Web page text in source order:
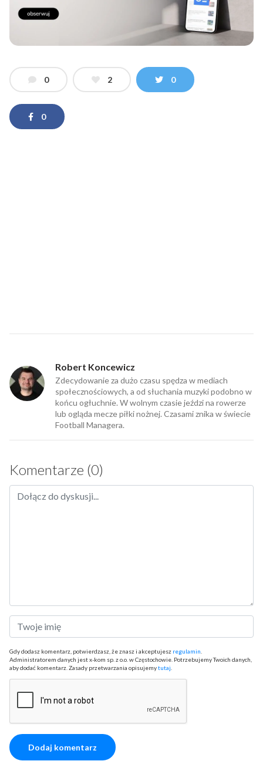
0 2 0
0
Robert Koncewicz
Zdecydowanie za dużo czasu spędza w mediach
społecznościowych, a od słuchania muzyki podobno w
końcu ogłuchnie. W wolnym czasie jeździ na rowerze
lub ogląda mecze piłki nożnej. Czasami znika w świecie
Football Managera.
Komentarze (0)
Gdy dodasz komentarz, potwierdzasz, że znasz i akceptujesz regulamin
Administratorem danych jest x-kom sp. z o.o. w Częstochowie. Potrzebujemy Twoich danych,
aby dodać komentarz. Zasady przetwarzania opisujemytutaj